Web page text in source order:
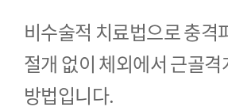
비수술적 치료법으로 충
절개 없이 체외에서 근골
방법입니다.